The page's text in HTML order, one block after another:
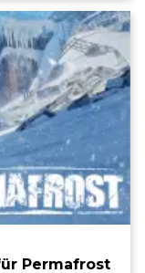
Permafrost